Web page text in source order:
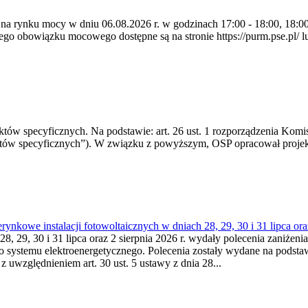
rynku mocy w dniu 06.08.2026 r. w godzinach 17:00 - 18:00,
obowiązku mocowego dostępne są na stronie https://
specyficznych. Na podstawie: art. 26 ust. 1 rozporządzenia
specyficznych”). W związku z powyższym, OSP opracował
instalacji fotowoltaicznych w dniach 28, 29, 30 i 31 lipca
29, 30 i 31 lipca oraz 2 sierpnia 2026 r. wydały polecenia
elektroenergetycznego. Polecenia zostały wydane na
uwzględnieniem art. 30 ust. 5 ustawy z dnia 28...